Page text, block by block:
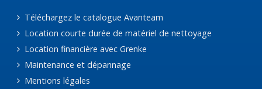
Téléchargez le catalogue Avanteam
Location courte durée de matériel de nettoyage
Location financière avec Grenke
Maintenance et dépannage
Mentions légales